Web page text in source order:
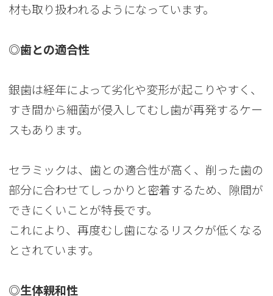
材も取り扱われるようになっています。
◎歯との適合性
銀歯は経年によって劣化や変形が起こりやすく、
すき間から細菌が侵入してむし歯が再発するケー
スもあります。
セラミックは、歯との適合性が高く、削った歯の
部分に合わせてしっかりと密着するため、隙間が
できにくいことが特長です。
これにより、再度むし歯になるリスクが低くなる
とされています。
◎生体親和性